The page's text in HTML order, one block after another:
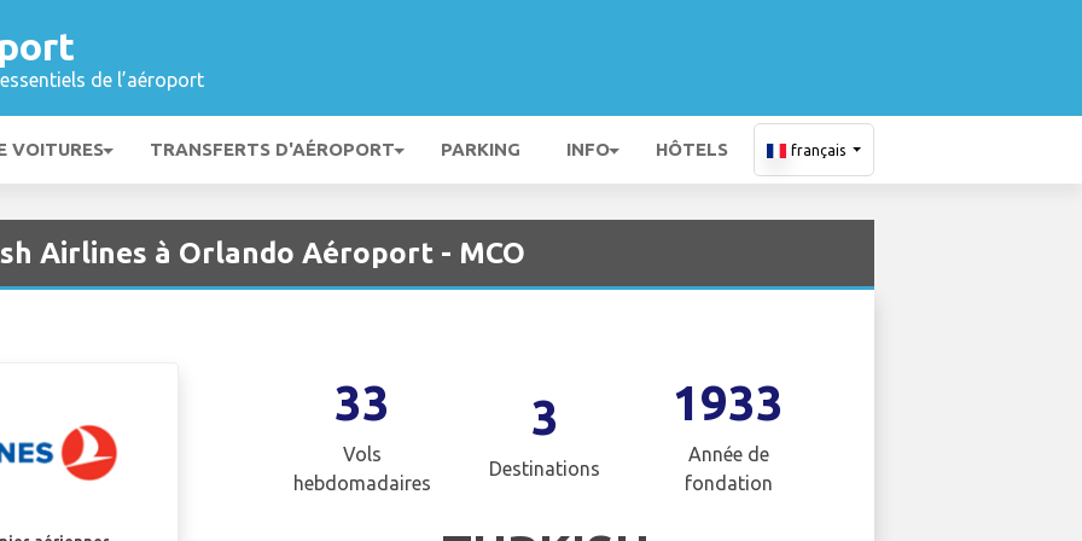
de l’aéroport
VOITURES TRANSFERTS D'AÉROPORT PARKING INFO HÔTELS français
Airlines à Orlando Aéroport - MCO
33
Vols
hebdomadaires
3
Destinations
1933
Année de
fondation